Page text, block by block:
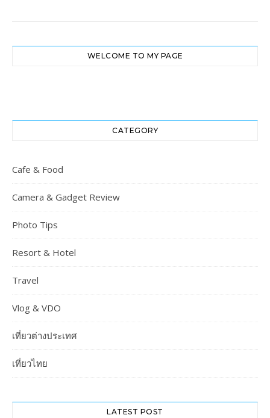
WELCOME TO MY PAGE
CATEGORY
Cafe & Food
Camera & Gadget Review
Photo Tips
Resort & Hotel
Travel
Vlog & VDO
เที่ยวต่างประเทศ
เที่ยวไทย
LATEST POST